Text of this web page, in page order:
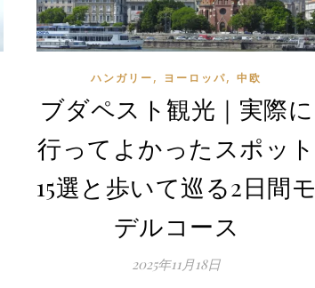
ハンガリー, ヨーロッパ,中欧
ブダペスト観光｜実際に
行ってよかったスポット
15選と歩いて巡る2日間モ
デルコース
2025年11月18日